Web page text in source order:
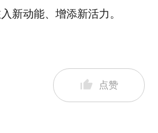
新动能、增添新活力。
点赞